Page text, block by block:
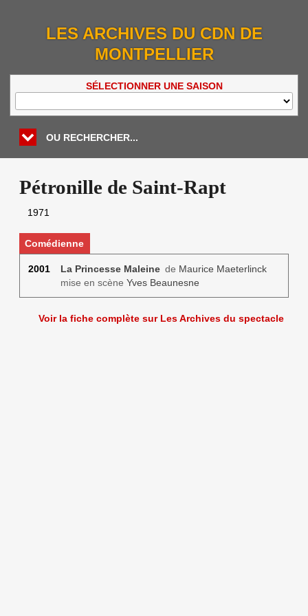
LES ARCHIVES DU CDN DE
MONTPELLIER
SÉLECTIONNER UNE SAISON
OU RECHERCHER...
Pétronille de Saint-Rapt
1971
Comédienne
2001 La Princesse Maleinede Maurice Maeterlinck
mise en scène Yves Beaunesne
Voir la fiche complète sur Les Archives du spectacle